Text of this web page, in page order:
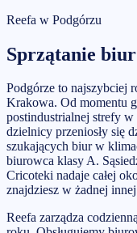
Reefa w Podgórzu
Sprzątanie biur
Podgórze to najszybciej
Krakowa. Od momentu
postindustrialnej strefy
dzielnicy przeniosły się
szukających biur w
biurowca klasy A.
Cricoteki nadaje całej
znajdziesz w żadnej
Reefa zarządza